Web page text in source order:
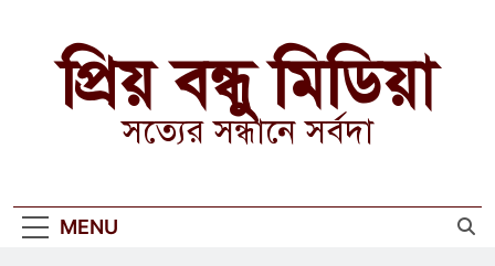
contentপ্রিয় বন্ধু মিডিয়া
সত্যের সন্ধানে সর্বদা
MENU